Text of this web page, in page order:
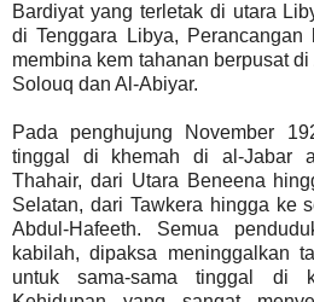
Bardiyat yang terletak di utara
di Tenggara Libya,
membina kem tahanan berpusat
Solouq dan Al-Abiyar.
Pada penghujung November
tinggal di khemah di al-Jabar
Thahair, dari Utara Beneena
Selatan, dari Tawkera hingga ke
Abdul-Hafeeth. Semua
kabilah, dipaksa meninggalkan
untuk sama-sama tinggal di